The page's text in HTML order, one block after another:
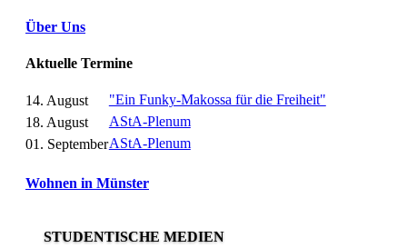
Über Uns
Aktuelle Termine
14. August
"Ein Funky-Makossa für die Freiheit"
18. August
AStA-Plenum
01. SeptemberAStA-Plenum
Wohnen in Münster
STUDENTISCHE MEDIEN